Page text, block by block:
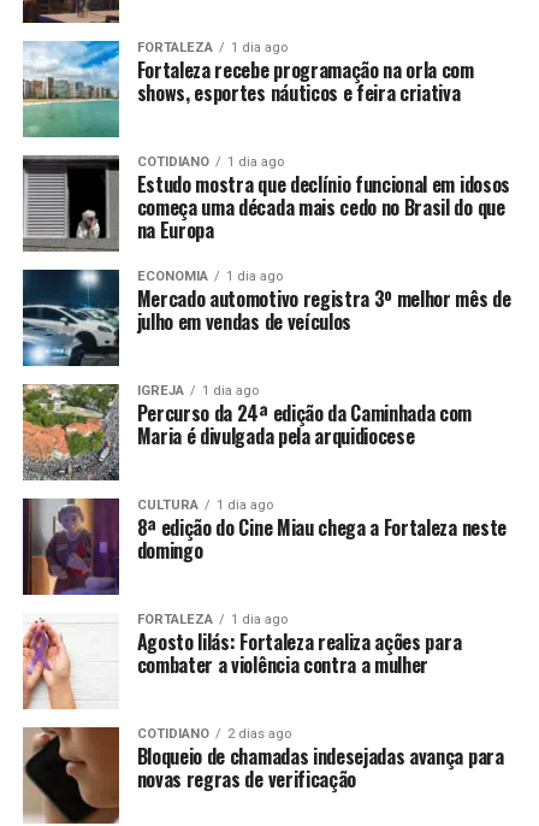
FORTALEZA 1 dia ago
Fortaleza recebe programação na orla com
shows, esportes náuticos e feira criativa
COTIDIANO 1 dia ago
Estudo mostra que declínio funcional em idosos
começa uma década mais cedo no Brasil do que
na Europa
ECONOMIA 1 dia ago
Mercado automotivo registra 3º melhor mês de
julho em vendas de veículos
IGREJA 1 dia ago
Percurso da 24ª edição da Caminhada com
Maria é divulgada pela arquidiocese
CULTURA 1 dia ago
8ª edição do Cine Miau chega a Fortaleza neste
domingo
FORTALEZA 1 dia ago
Agosto lilás: Fortaleza realiza ações para
combater a violência contra a mulher
COTIDIANO 2 dias ago
Bloqueio de chamadas indesejadas avança para
novas regras de verificação